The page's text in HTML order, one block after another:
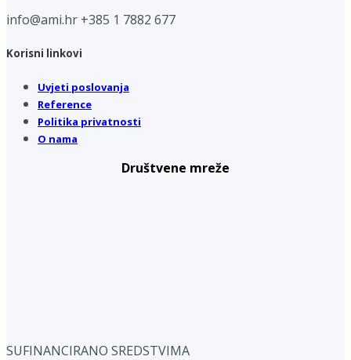
info@ami.hr +385 1 7882 677
Korisni linkovi
Uvjeti poslovanja
Reference
Politika privatnosti
O nama
Društvene mreže
SUFINANCIRANO SREDSTVIMA